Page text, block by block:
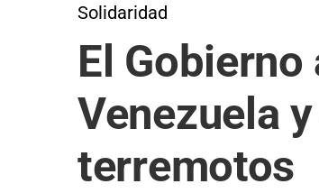
Solidaridad
El
Venezuela
terremotos